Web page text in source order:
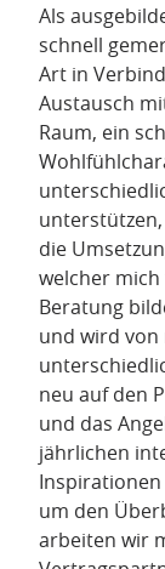
Als
schnell
Art in
Austausch
Raum, ein
die
welcher
Beratung
und wird
neu auf den
und das
jährlichen
Inspirationen
um den
arbeiten wir